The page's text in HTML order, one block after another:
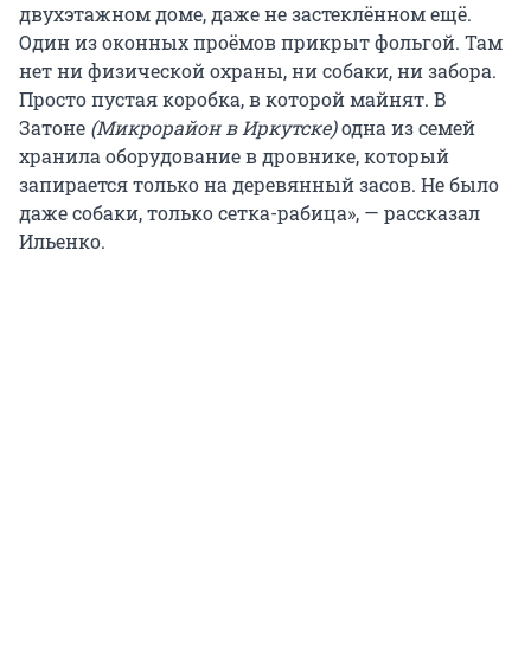
двухэтажном доме, даже не застеклённом ещё.
Один из оконных проёмов прикрыт фольгой. Там
нет ни физической охраны, ни собаки, ни забора.
Просто пустая коробка, в которой майнят. В
Затоне (Микрорайон в Иркутске)одна из семей
хранила оборудование в дровнике, который
запирается только на деревянный засов. Не было
даже собаки, только сетка-рабица», — рассказал
Ильенко.